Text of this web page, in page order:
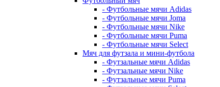
- Футбольные мячи Adidas
- Футбольные мячи Joma
- Футбольные мячи Nike
- Футбольные мячи Puma
- Футбольные мячи Select
Мяч для футзала и мини-футбола
- Футзальные мячи Adidas
- Футзальные мячи Nike
- Футзальные мячи Puma